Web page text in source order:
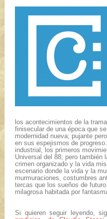
los acontecimientos de la
finisecular de una época que
modernidad nueva; pujante
en sus espejismos de
industrial, los primeros
Universal del 88; pero también
crimen organizado y la vida
escenario donde la vida y la
murmuraciones, costumbres
tercas que los sueños de
milagrosa habitada por
Si quieren seguir leyendo,